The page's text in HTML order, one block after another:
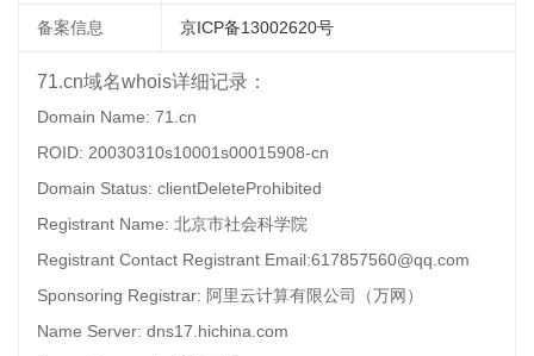
备案信息 京ICP备13002620号
71.cn域名whois详细记录：
Domain Name: 71.cn
ROID: 20030310s10001s00015908-cn
Domain Status: clientDeleteProhibited
Registrant Name: 北京市社会科学院
Registrant Contact Registrant Email:617857560@qq.com
Sponsoring Registrar: 阿里云计算有限公司（万网）
Name Server: dns17.hichina.com